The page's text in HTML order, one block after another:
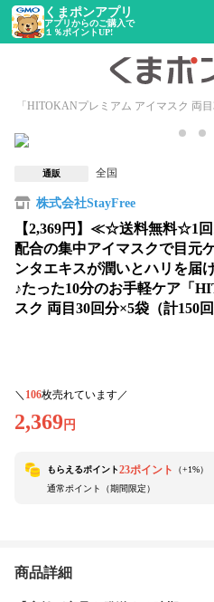
くまポンアプリ
アプリからのご購入で
１％ポイントUP!
「HITOKANプレミアム アイマスク 両
通販 全国
株式会社StayFree
【2,369円】≪☆送料無料☆1
配合の集中アイマスクで目元
ンタエキスが潤いとハリを届
♪たった10分のお手軽ケア「
スク 両目30回分×5袋（計150
＼ 106枚売れています／
2,369 円
もらえるポイント23ポイント （+1%）
通常ポイント（期間限定）
商品詳細